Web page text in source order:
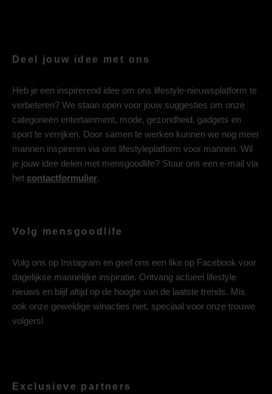
Deel jouw idee met ons
Heb je een inspirerend idee om ons lifestyle-nieuwsplatform te
verbeteren? We staan open voor jouw suggesties om onze
categorieën entertainment, mode, gezondheid, gadgets en
sport te verrijken. Door samen te werken kunnen we nog meer
mannen inspireren via ons lifestyleplatform voor mannen. Wil
je jouw idee delen met mensgoodlife? Stuur ons een e-mail via
het contactformulier.
Volg mensgoodlife
Volg ons op Instagram en geef ons een like op Facebook voor
dagelijkse mannelijke inspiratie. Ontvang actueel lifestyle
nieuws en blijf altijd op de hoogte van de laatste trends. Mis
ook onze geweldige winacties niet, speciaal voor onze trouwe
volgers!
Exclusieve partners